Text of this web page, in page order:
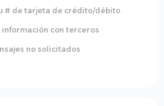
# de tarjeta de crédito/débito
con terceros
no solicitados